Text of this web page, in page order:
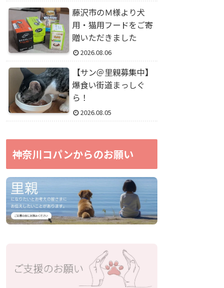
藤沢市のＭ様より犬
用・猫用フードをご寄
贈いただきました
2026.08.06
【サン＠里親募集中】
爆食い街道まっしぐ
ら！
2026.08.05
神奈川コパンからのお願い